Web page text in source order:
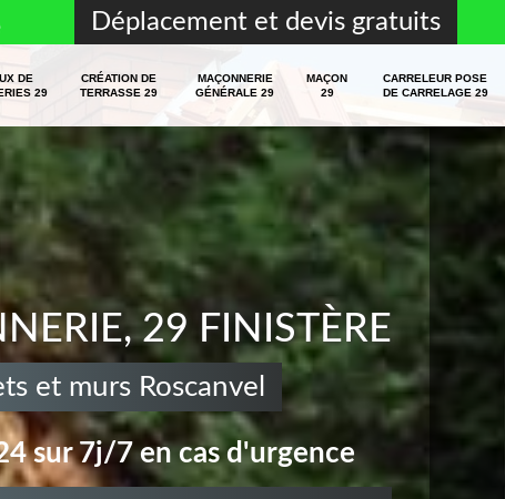
Déplacement et devis gratuits
DE
29
CRÉATION DE
TERRASSE 29
MAÇONNERIE
GÉNÉRALE 29
MAÇON
29
CARRELEUR POSE
DE CARRELAGE 29
29 FINISTÈRE
et murs Roscanvel
sur 7j/7 en cas d'urgence